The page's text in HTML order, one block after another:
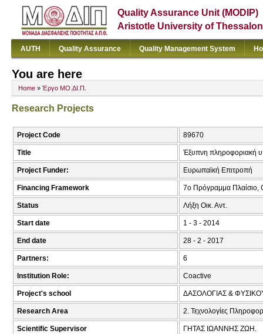
Quality Assurance Unit (MODIP)
Aristotle University of
AUTH Quality Assurance Quality Management System
You are here
Home » Έργο ΜΟ.ΔΙ.Π.
Research Projects
Project Code 89670
Title Έξυπνη πληροφοριακή
Project Funder: Ευρωπαϊκή Επιτροπή
Financing Framework 7o Πρόγραμμα Πλαίσιο,
Status Λήξη Οικ. Αντ.
Start date 1 - 3 - 2014
End date 28 - 2 - 2017
Partners: 6
Institution Role: Coactive
Project's school ΔΑΣΟΛΟΓΙΑΣ &
Research Area 2. Τεχνολογίες
Scientific Supervisor ΓΗΤΑΣ ΙΩΑΝΝΗΣ ΖΩΗ.